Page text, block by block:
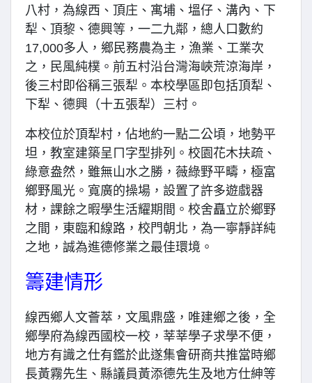
八村，為線西、頂庄、寓埔、塭仔、溝內、下
犁、頂黎、德興等，一二九鄰，總人口數約
17,000多人，鄉民務農為主，漁業、工業次
之，民風純樸。前五村沿台灣海峽荒涼海岸，
後三村即俗稱三張犁。本校學區即包括頂犁、
下犁、德興（十五張犁）三村。
本校位於頂犁村，佔地約一點二公頃，地勢平
坦，教室建築呈ㄇ字型排列。校園花木扶疏、
綠意盎然，雖無山水之勝，薇綠野平疇，極富
鄉野風光。寬廣的操場，設置了許多遊戲器
材，課餘之暇學生活耀期間。校舍矗立於鄉野
之間，東臨和線路，校門朝北，為一寧靜詳純
之地，誠為進德修業之最佳環境。
籌建情形
線西鄉人文薈萃，文風鼎盛，唯建鄉之後，全
鄉學府為線西國校一校，莘莘學子求學不便，
地方有識之仕有鑑於此遂集會研商共推當時鄉
長黃霧先生、縣議員黃添德先生及地方仕紳等